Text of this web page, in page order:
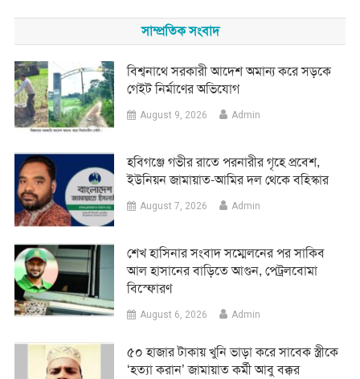
সাম্প্রতিক সংবাদ
বিশ্বনাথে সরকারী আদেশ অমান্য করে সড়কে
গেইট নির্মাণের অভিযোগ
August 9, 2026 Admin
হবিগঞ্জে গভীর রাতে পরনারীর গৃহে প্রবেশ,
ইউনিয়ন জামায়াত-আমির দল থেকে বহিস্কার
August 7, 2026 Admin
শেখ হাসিনার সংবাদ সম্মেলনের পর সাকিব
আল হাসানের বাড়িতে আগুন, পেট্রলবোমা
বিস্ফোরণ
August 6, 2026 Admin
৫০ হাজার টাকায় খুনি ভাড়া করে সাবেক স্ত্রীকে
‘হত্যা করান’ জামায়াত কর্মী আবু বক্কর